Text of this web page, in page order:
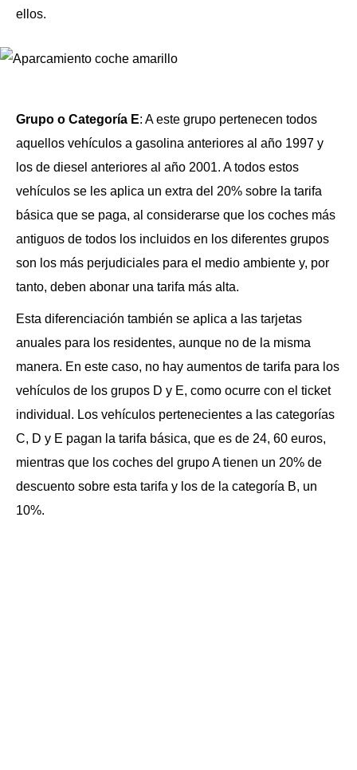
ellos.
Grupo o Categoría E: A este grupo pertenecen todos
aquellos vehículos a gasolina anteriores al año 1997 y
los de diesel anteriores al año 2001. A todos estos
vehículos se les aplica un extra del 20% sobre la tarifa
básica que se paga, al considerarse que los coches más
antiguos de todos los incluidos en los diferentes grupos
son los más perjudiciales para el medio ambiente y, por
tanto, deben abonar una tarifa más alta.
Esta diferenciación también se aplica a las tarjetas
anuales para los residentes, aunque no de la misma
manera. En este caso, no hay aumentos de tarifa para los
vehículos de los grupos D y E, como ocurre con el ticket
individual. Los vehículos pertenecientes a las categorías
C, D y E pagan la tarifa básica, que es de 24, 60 euros,
mientras que los coches del grupo A tienen un 20% de
descuento sobre esta tarifa y los de la categoría B, un
10%.